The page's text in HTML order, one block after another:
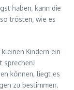
haben, kann die
trösten, wie es
Kindern ein
sprechen!
können, liegt es
zu bestimmen.